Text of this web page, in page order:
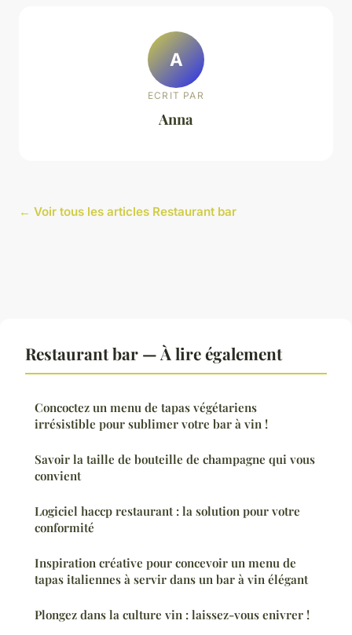
A
ECRIT PAR
Anna
← Voir tous les articles Restaurant bar
Restaurant bar — À lire également
Concoctez un menu de tapas végétariens
irrésistible pour sublimer votre bar à vin !
Savoir la taille de bouteille de champagne qui vous
convient
Logiciel haccp restaurant : la solution pour votre
conformité
Inspiration créative pour concevoir un menu de
tapas italiennes à servir dans un bar à vin élégant
Plongez dans la culture vin : laissez-vous enivrer !